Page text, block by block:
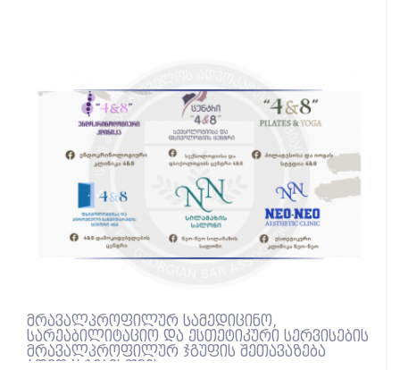
მრავალპროფილურ სამედიცინო,
სარეაბილიტაციო და ესთეტიკური სერვისების
მრავალპროფილურ ჯგუფის შეთავაზება